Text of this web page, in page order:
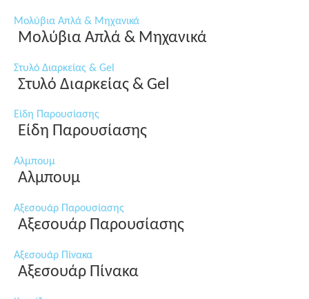
Μολύβια Απλά & Μηχανικά
Μολύβια Απλά & Μηχανικά
Στυλό Διαρκείας & Gel
Στυλό Διαρκείας & Gel
Είδη Παρουσίασης
Είδη Παρουσίασης
Αλμπουμ
Αλμπουμ
Αξεσουάρ Παρουσίασης
Αξεσουάρ Παρουσίασης
Αξεσουάρ Πίνακα
Αξεσουάρ Πίνακα